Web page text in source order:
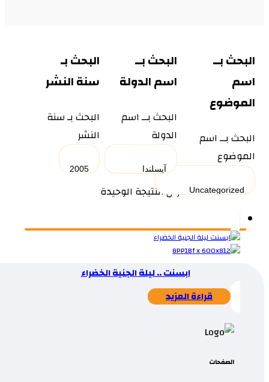
البحث بــ
اسم
الموضوع
البحث بــ اسم
الموضوع
البحث بــ
اسم الدولة
البحث بــ اسم
الدولة
البحث بـ
سنة النشر
البحث بـ سنة
النشر
عرض النتيجة الوحيدة
ابسنت .. ليلة الجنية الخضراء
قراءة المزيد
الصفحات